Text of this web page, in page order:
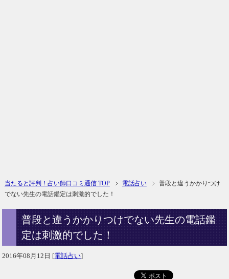
当たると評判！占い師口コミ通信 TOP 電話占い
普段と違うかかりつけ
でない先生の電話鑑定は刺激的でした！
普段と違うかかりつけでない先生の電話鑑
定は刺激的でした！
2016年08月12日 [電話占い]